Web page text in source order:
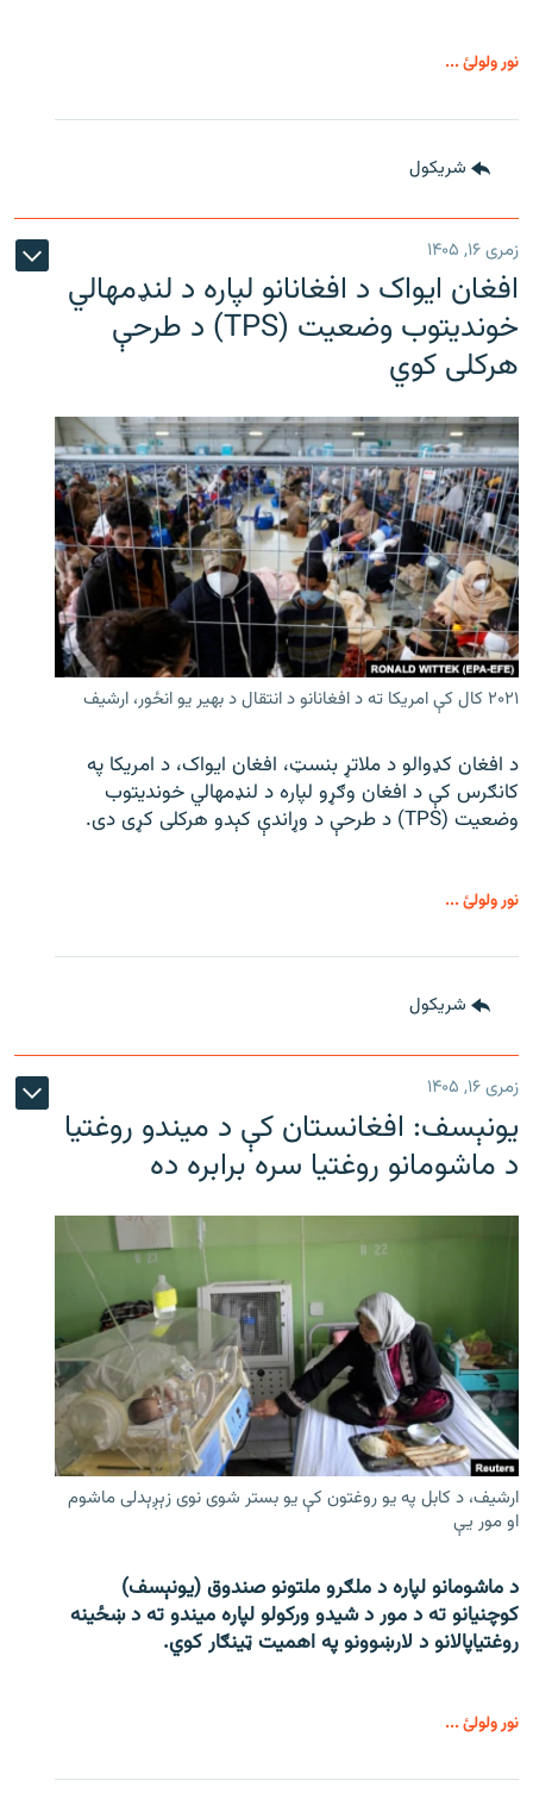
نور ولولئ ...
شريکول
زمری ۱۶, ۱۴۰۵
افغان ایواک د افغانانو لپاره د لنډمهالي
خوندیتوب وضعیت (TPS) د طرحې
هرکلی کوي
۲۰۲۱ کال کې امریکا ته د افغانانو د انتقال د بهیر یو انځور، ارشیف
د افغان کډوالو د ملاتړ بنسټ، افغان ایواک، د امریکا په
کانګرس کې د افغان وګړو لپاره د لنډمهالي خوندیتوب
وضعیت (TPS) د طرحې د وړاندې کېدو هرکلی کړی دی.
نور ولولئ ...
شريکول
زمری ۱۶, ۱۴۰۵
یونېسف: افغانستان کې د میندو روغتیا
د ماشومانو روغتیا سره برابره ده
ارشیف، د کابل په یو روغتون کې یو بستر شوی نوی زېږېدلی ماشوم
او مور یې
د ماشومانو لپاره د ملګرو ملتونو صندوق (یونېسف)
کوچنیانو ته د مور د شیدو ورکولو لپاره میندو ته د ښځینه
روغتیاپالانو د لارښوونو په اهمیت ټینګار کوي.
نور ولولئ ...